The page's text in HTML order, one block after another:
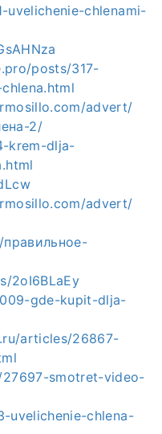
chlenami-
posts/317-
advert/
2/
krem-dlja-
advert/
2oI6BLaEy
gde-kupit-dlja-
articles/26867-
smotret-video-
uvelichenie-chlena-